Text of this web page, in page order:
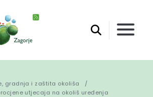
gradnja i zaštita okoliša
utjecaja na okoliš uređenja